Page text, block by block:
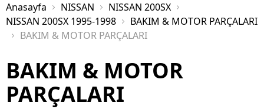
Anasayfa NISSAN
NISSAN 200SX
NISSAN 200SX 1995-1998
BAKIM & MOTOR PARÇALARI
BAKIM & MOTOR PARÇALARI
BAKIM & MOTOR
PARÇALARI